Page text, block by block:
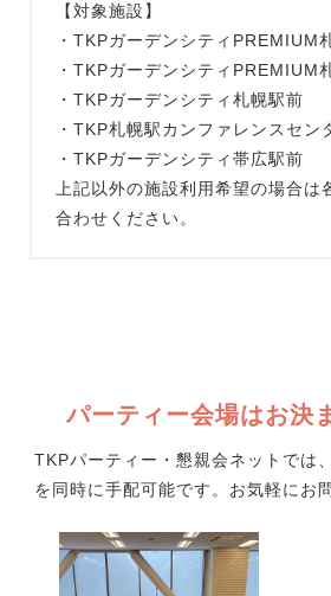
【対象施設】
・TKPガーデンシティPREMIUM
・TKPガーデンシティPREMIUM
・TKPガーデンシティ札幌駅前
・TKP札幌駅カンファレンスセン
・TKPガーデンシティ帯広駅前
上記以外の施設利用希望の場合は
合わせください。
パーティー会場はお決
TKPパーティー・懇親会ネットでは
を同時に手配可能です。お気軽にお